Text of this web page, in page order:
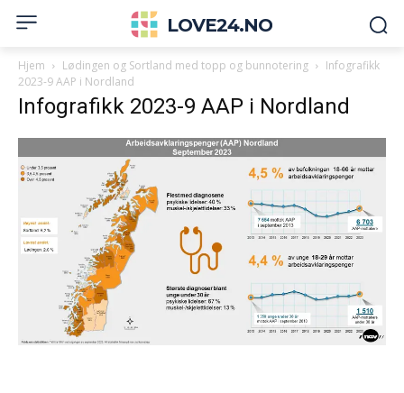
LOVE24.NO
Hjem Lødingen og Sortland med topp og bunnotering
Infografikk
2023-9 AAP i Nordland
Infografikk 2023-9 AAP i Nordland